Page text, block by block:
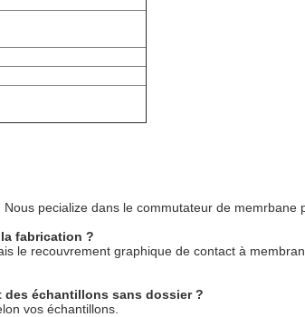
pecialize dans le commutateur de memrbane
fabrication ?
le recouvrement graphique de contact à
des échantillons sans dossier ?
vos échantillons.